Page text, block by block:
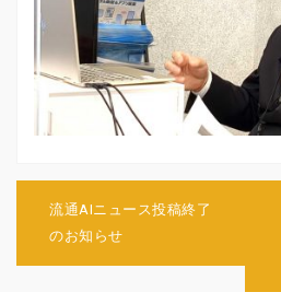
ゲ
流通AIニュース投稿終了
のお知らせ